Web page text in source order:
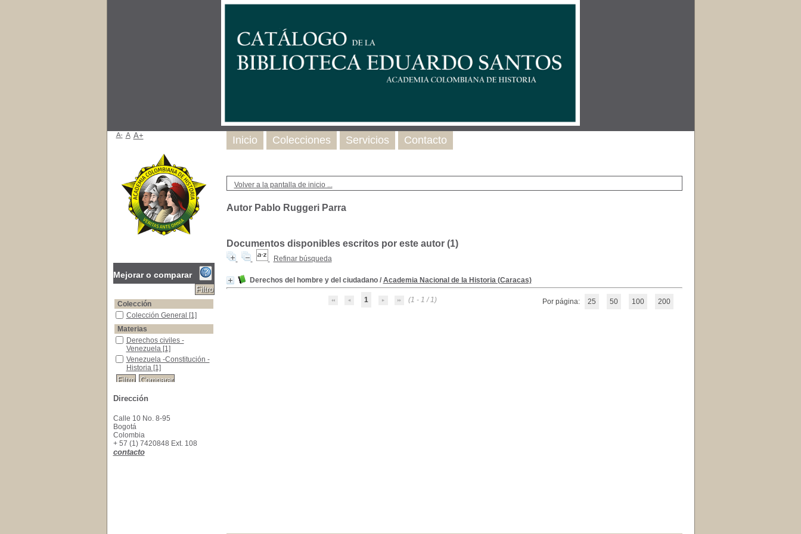
Volver a la pantalla de inicio ...
Autor Pablo Ruggeri Parra
Documentos disponibles escritos por este autor (1)
Refinar búsqueda
Derechos del hombre y del ciudadano/ Academia Nacional de la Historia (Caracas)
1 (1 - 1 / 1) Por página: 25 50 100 200
Inicio Colecciones Servicios Contacto
A- A A+
Mejorar o comparar
Colección
Colección General
Colección General [1]
Materias
Derechos civiles -Venezuela
Derechos civiles -
Venezuela [1]
Venezuela -Constitución - Historia
Venezuela -Constitución -
Historia [1]
Dirección
Calle 10 No. 8-95
Bogotá
Colombia
+ 57 (1) 7420848 Ext. 108
contacto